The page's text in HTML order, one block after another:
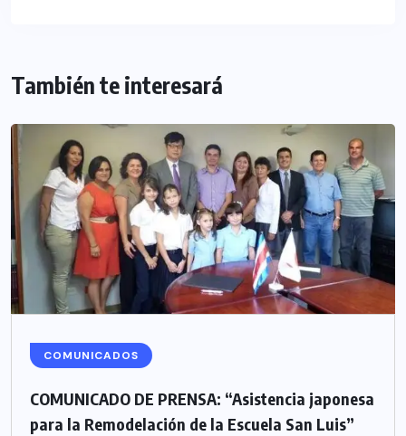
También te interesará
COMUNICADOS
COMUNICADO DE PRENSA: “Asistencia japonesa
para la Remodelación de la Escuela San Luis”